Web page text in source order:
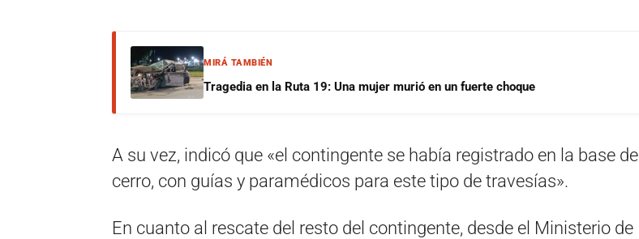
MIRÁ TAMBIÉN
Tragedia en la Ruta 19: Una mujer murió en un fuerte choque
A su vez, indicó que «el contingente se había registrado en la base del
cerro, con guías y paramédicos para este tipo de travesías».
En cuanto al rescate del resto del contingente, desde el Ministerio de